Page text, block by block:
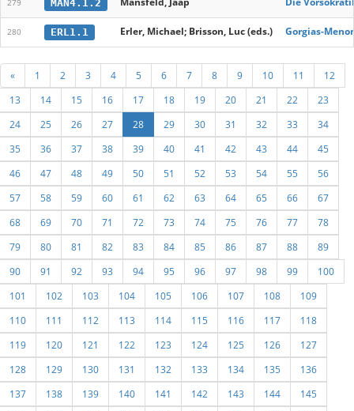
279 MAN4.1.2
280 ERL1.1 Erler, Michael; Brisson, Luc (eds.) Gorgias-
« 1 2 3 4 5 6 7 8 9 10 11
12
13
14 15 16 17 18 19 20 21 22
23
24
25 26 27 28 29 30 31 32 33
34
35
36 37 38 39 40 41 42 43 44
45
46
47 48 49 50 51 52 53 54 55
56
57
58 59 60 61 62 63 64 65 66
67
68
69 70 71 72 73 74 75 76 77
78
79
80 81 82 83 84 85 86 87 88
89
90
91 92 93 94 95 96 97 98 99
100
101
102 103 104 105 106 107 108
109
110
111 112 113 114 115 116 117
118
119
120 121 122 123 124 125 126
127
128
129 130 131 132 133 134 135
136
137
138 139 140 141 142 143 144
145